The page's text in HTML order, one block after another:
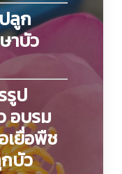
ลูก
าบัว
รูป
อบรม
เยื่อพืช
บัว